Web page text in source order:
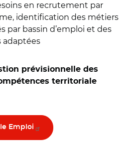
en recrutement par
identification des métiers
par bassin d’emploi et des
adaptées
prévisionnelle des
territoriale
Emploi